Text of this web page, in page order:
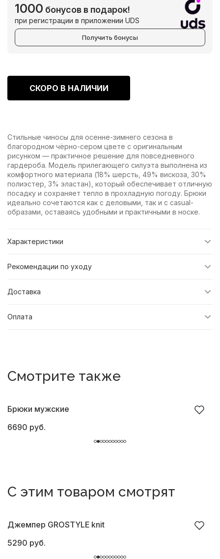
1000 бонусов в подарок!
при регистрации в приложении UDS
Получить бонусы
СКОРО В НАЛИЧИИ
Стильные чиносы для осенне-зимнего сезона в
благородном чёрно-сером цвете с оригинальным
рисунком — практичное решение для повседневного
гардероба. Модель прилегающего силуэта выполнена из
комфортного материала (18% шерсть, 49% вискоза, 30%
полиэстер, 3% эластан), который обеспечивает отличную
посадку и сохраняет тепло в прохладную погоду. Брюки
идеально сочетаются как с деловыми, так и с casual-
образами, оставаясь удобными и практичными в носке.
Характеристики
Рекомендации по уходу
Доставка
Оплата
Смотрите также
Брюки мужские
6690 руб.
С этим товаром смотрят
Джемпер GROSTYLE knit
5290 руб.